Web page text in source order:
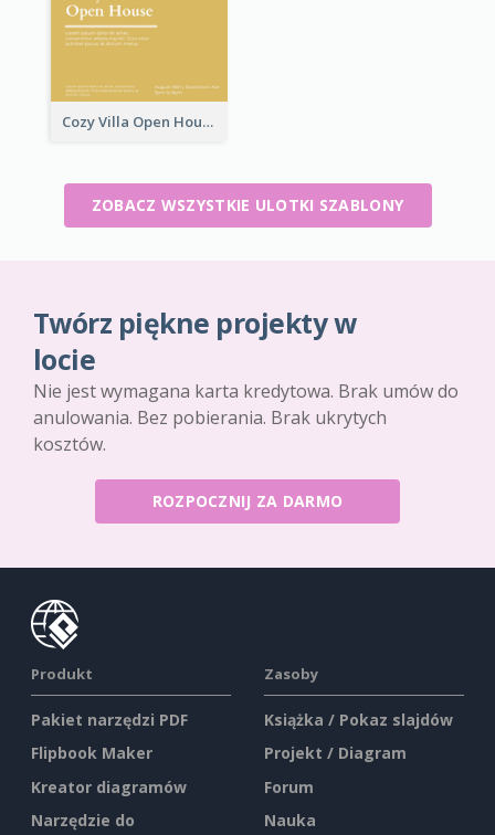
Cozy Villa Open House Flyer
ZOBACZ WSZYSTKIE ULOTKI SZABLONY
Twórz piękne projekty w
locie
Nie jest wymagana karta kredytowa. Brak umów do
anulowania. Bez pobierania. Brak ukrytych
kosztów.
ROZPOCZNIJ ZA DARMO
Produkt
Pakiet narzędzi PDF
Flipbook Maker
Kreator diagramów
Narzędzie do
Zasoby
Książka / Pokaz slajdów
Projekt / Diagram
Forum
Nauka